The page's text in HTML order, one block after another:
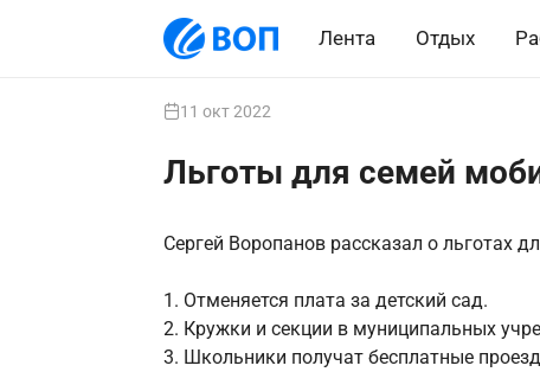
Лента Отдых
11 окт 2022
Льготы для семей
Сергей Воропанов рассказал о льготах
1. Отменяется плата за детский сад.
2. Кружки и секции в муниципальных
3. Школьники получат бесплатные